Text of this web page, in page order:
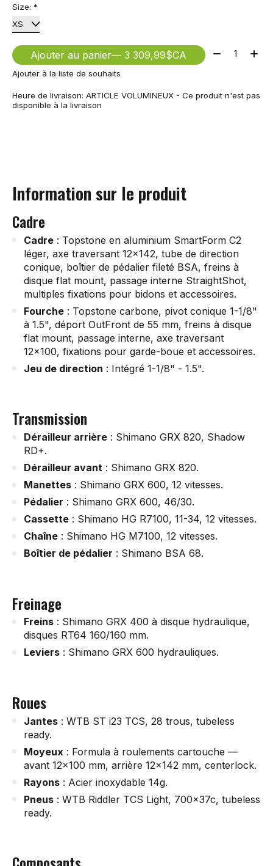
Size: *
Ajouter au panier — 3 309,99$CA Quantité:
Ajouter à la liste de souhaits
Heure de livraison: ARTICLE VOLUMINEUX - Ce produit n'est pas
disponible à la livraison
Information sur le produit
Cadre
Cadre : Topstone en aluminium SmartForm C2
léger, axe traversant 12x142, tube de direction
conique, boîtier de pédalier fileté BSA, freins à
disque flat mount, passage interne StraightShot,
multiples fixations pour bidons et accessoires.
Fourche : Topstone carbone, pivot conique 1-1/8"
à 1.5", déport OutFront de 55 mm, freins à disque
flat mount, passage interne, axe traversant
12x100, fixations pour garde-boue et accessoires.
Jeu de direction : Intégré 1-1/8" - 1.5".
Transmission
Dérailleur arrière : Shimano GRX 820, Shadow
RD+.
Dérailleur avant : Shimano GRX 820.
Manettes : Shimano GRX 600, 12 vitesses.
Pédalier : Shimano GRX 600, 46/30.
Cassette : Shimano HG R7100, 11-34, 12 vitesses.
Chaîne : Shimano HG M7100, 12 vitesses.
Boîtier de pédalier : Shimano BSA 68.
Freinage
Freins : Shimano GRX 400 à disque hydraulique,
disques RT64 160/160 mm.
Leviers : Shimano GRX 600 hydrauliques.
Roues
Jantes : WTB ST i23 TCS, 28 trous, tubeless
ready.
Moyeux : Formula à roulements cartouche —
avant 12x100 mm, arrière 12x142 mm, centerlock.
Rayons : Acier inoxydable 14g.
Pneus : WTB Riddler TCS Light, 700x37c, tubeless
ready.